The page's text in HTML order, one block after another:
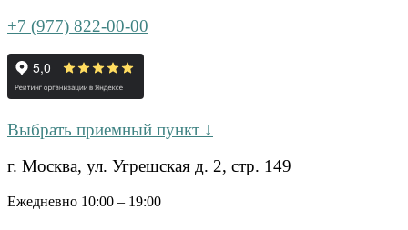
+7 (977) 822-00-00
Выбрать приемный пункт ↓
г. Москва, ул. Угрешская д. 2, стр. 149
Ежедневно 10:00 – 19:00